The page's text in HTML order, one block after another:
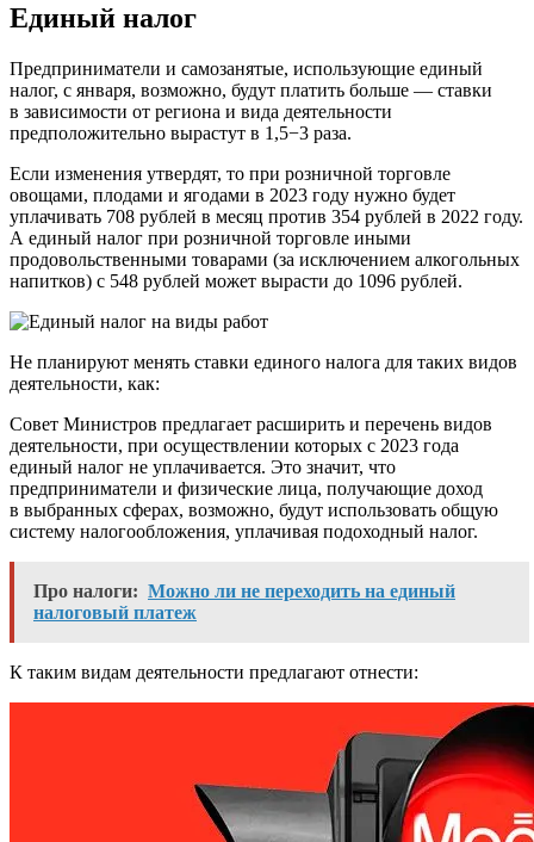
Единый налог
Предприниматели и самозанятые, использующие единый
налог, с января, возможно, будут платить больше — ставки
в зависимости от региона и вида деятельности
предположительно вырастут в 1,5−3 раза.
Если изменения утвердят, то при розничной торговле
овощами, плодами и ягодами в 2023 году нужно будет
уплачивать 708 рублей в месяц против 354 рублей в 2022 году.
А единый налог при розничной торговле иными
продовольственными товарами (за исключением алкогольных
напитков) с 548 рублей может вырасти до 1096 рублей.
Не планируют менять ставки единого налога для таких видов
деятельности, как:
Совет Министров предлагает расширить и перечень видов
деятельности, при осуществлении которых с 2023 года
единый налог не уплачивается. Это значит, что
предприниматели и физические лица, получающие доход
в выбранных сферах, возможно, будут использовать общую
систему налогообложения, уплачивая подоходный налог.
Про налоги: Можно ли не переходить на единый
налоговый платеж
К таким видам деятельности предлагают отнести: